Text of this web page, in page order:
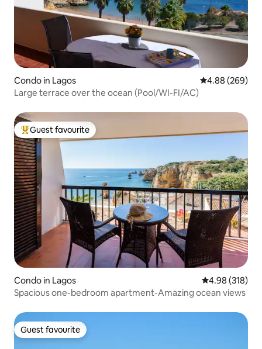
Condo in Lagos 4.88 out of 5
4.88 (269)
Large terrace over the ocean (Pool/WI-FI/AC)
Top guest favourite
Guest favourite
Condo in Lagos 4.98 out of 5
4.98 (318)
Spacious one-bedroom apartment-Amazing ocean views
Guest favourite
Guest favourite